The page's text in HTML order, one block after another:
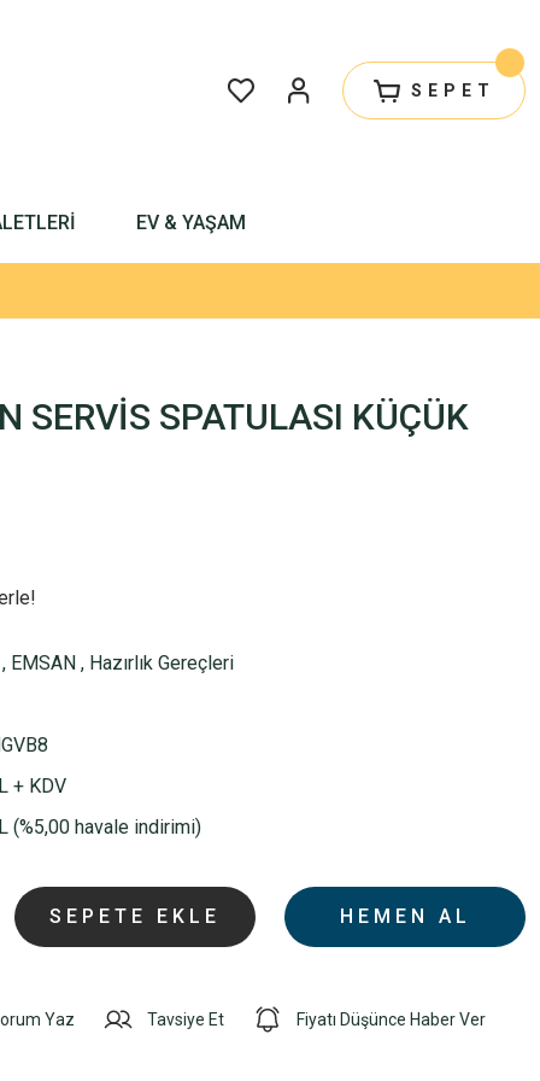
SEPET
EV & YAŞAM
SERVİS SPATULASI KÜÇÜK
, EMSAN , Hazırlık Gereçleri
+ KDV
(%5,00 havale indirimi)
SEPETE EKLE HEMEN AL
Yaz Tavsiye Et Fiyatı Düşünce Haber Ver